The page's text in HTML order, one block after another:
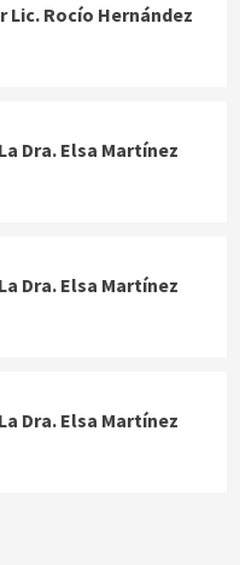
Lic. Rocío Hernández
Dra. Elsa Martínez
Dra. Elsa Martínez
Dra. Elsa Martínez